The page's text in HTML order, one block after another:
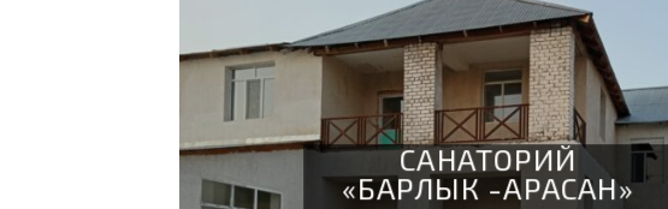
CАНАТОРИЙ
«БАРЛЫК -АРАСАН»